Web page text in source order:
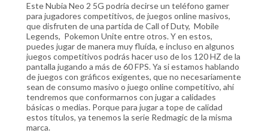
Este Nubia Neo 2 5G podría decirse un teléfono gamer
para jugadores competitivos, de juegos online masivos,
que disfruten de una partida de Call of Duty, Mobile
Legends, Pokemon Unite entre otros. Y en estos,
puedes jugar de manera muy fluída, e incluso en algunos
juegos competitivos podrás hacer uso de los 120 HZ de la
pantalla jugando a más de 60 FPS. Ya si estamos hablando
de juegos con gráficos exigentes, que no necesariamente
sean de consumo masivo o juego online competitivo, ahí
tendremos que conformarnos con jugar a calidades
básicas o medias. Porque para jugar a tope de calidad
estos títulos, ya tenemos la serie Redmagic de la misma
marca.